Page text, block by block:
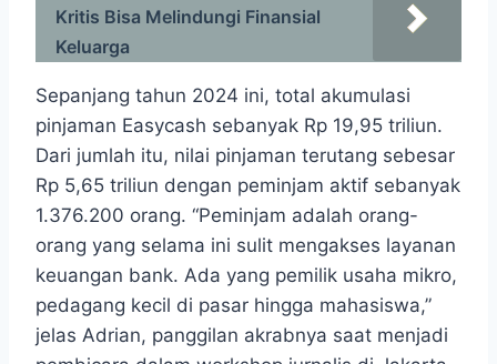
Kritis Bisa Melindungi Finansial
Keluarga
Sepanjang tahun 2024 ini, total akumulasi
pinjaman Easycash sebanyak Rp 19,95 triliun.
Dari jumlah itu, nilai pinjaman terutang sebesar
Rp 5,65 triliun dengan peminjam aktif sebanyak
1.376.200 orang. “Peminjam adalah orang-
orang yang selama ini sulit mengakses layanan
keuangan bank. Ada yang pemilik usaha mikro,
pedagang kecil di pasar hingga mahasiswa,”
jelas Adrian, panggilan akrabnya saat menjadi